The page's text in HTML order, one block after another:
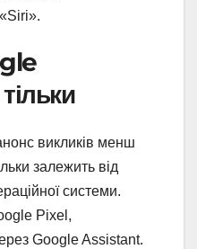
викликів менш
залежить від
системи.
Pixel,
Google Assistant.